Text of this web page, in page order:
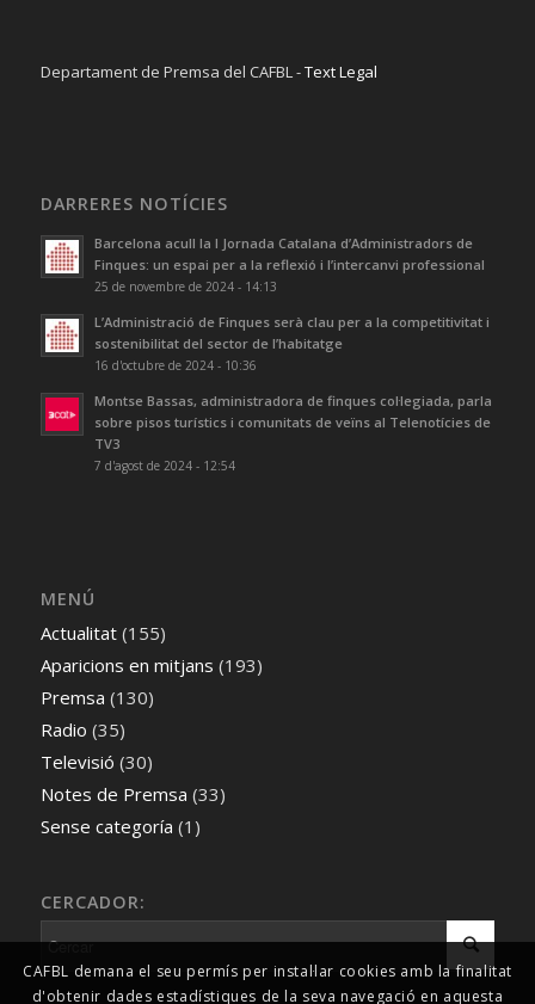
Departament de Premsa del CAFBL -Text Legal
DARRERES NOTÍCIES
Barcelona acull la I Jornada Catalana d’Administradors de
Finques: un espai per a la reflexió i l’intercanvi professional
25 de novembre de 2024 - 14:13
L’Administració de Finques serà clau per a la competitivitat i
sostenibilitat del sector de l’habitatge
16 d'octubre de 2024 - 10:36
Montse Bassas, administradora de finques col·legiada, parla
sobre pisos turístics i comunitats de veïns al Telenotícies de
TV3
7 d'agost de 2024 - 12:54
MENÚ
Actualitat(155)
Aparicions en mitjans (193)
Premsa (130)
Radio (35)
Televisió (30)
Notes de Premsa (33)
Sense categoría (1)
CERCADOR:
CAFBL demana el seu permís per instal·lar cookies amb la finalitat
d'obtenir dades estadístiques de la seva navegació en aquesta